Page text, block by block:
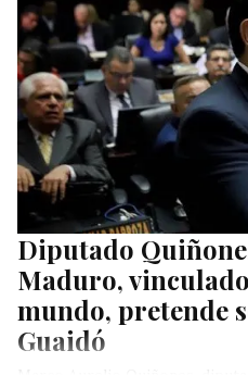
Diputado
Maduro,
mundo, pretende
Guaidó